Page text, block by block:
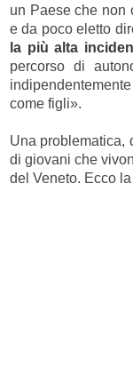
un Paese che non
e da poco eletto
la più alta
percorso di
come figli».
Una problematica,
di giovani che
del Veneto. Ecco